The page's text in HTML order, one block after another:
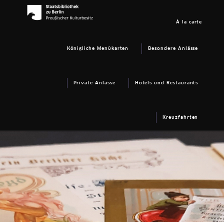
À la carte
Königliche Menükarten Besondere Anlässe
Private Anlässe Hotels und Restaurants
Kreuzfahrten